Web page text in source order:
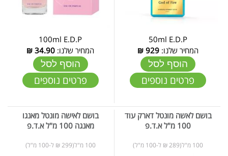
50ml E.D.P
המחיר שלנו: 929
₪
הוסף לסל
פרטים נוספים
100ml E.D.P
המחיר שלנו: 34.90
₪
הוסף לסל
פרטים נוספים
בושם לאשה מונטל דארק עוד
100 מ"ל א.ד.פ
100 מ"ל(289 ₪ ל-100 מ"ל)
בושם לאישה מונטל מאנגו
מאנגה 100 מ"ל א.ד.פ
100 מ"ל(299 ₪ ל-100 מ"ל)